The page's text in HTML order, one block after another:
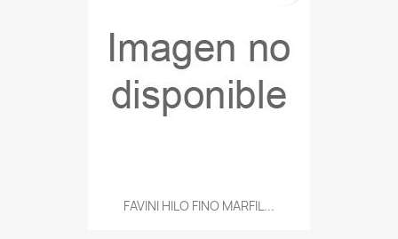
FAVINI HILO FINO MARFIL...